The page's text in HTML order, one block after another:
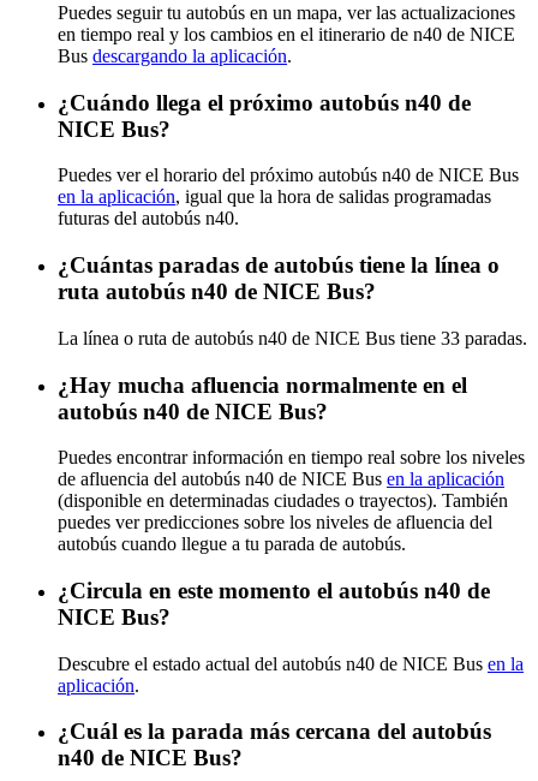
Puedes seguir tu autobús en un mapa, ver las actualizaciones
en tiempo real y los cambios en el itinerario de n40 de NICE
Bus descargando la aplicación.
¿Cuándo llega el próximo autobús n40 de
NICE Bus?
Puedes ver el horario del próximo autobús n40 de NICE Bus
en la aplicación, igual que la hora de salidas programadas
futuras del autobús n40.
¿Cuántas paradas de autobús tiene la línea o
ruta autobús n40 de NICE Bus?
La línea o ruta de autobús n40 de NICE Bus tiene 33 paradas.
¿Hay mucha afluencia normalmente en el
autobús n40 de NICE Bus?
Puedes encontrar información en tiempo real sobre los niveles
de afluencia del autobús n40 de NICE Bus en la aplicación
(disponible en determinadas ciudades o trayectos). También
puedes ver predicciones sobre los niveles de afluencia del
autobús cuando llegue a tu parada de autobús.
¿Circula en este momento el autobús n40 de
NICE Bus?
Descubre el estado actual del autobús n40 de NICE Bus en la
aplicación.
¿Cuál es la parada más cercana del autobús
n40 de NICE Bus?